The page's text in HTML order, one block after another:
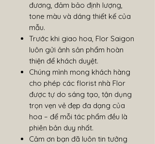
đương, đảm bảo định lượng,
tone màu và dáng thiết kế của
mẫu.
Trước khi giao hoa, Flor Saigon
luôn gửi ảnh sản phẩm hoàn
thiện để khách duyệt.
Chúng mình mong khách hàng
cho phép các florist nhà Flor
được tự do sáng tạo, tận dụng
trọn vẹn vẻ đẹp đa dạng của
hoa – để mỗi tác phẩm đều là
phiên bản duy nhất.
Cảm ơn bạn đã luôn tin tưởng